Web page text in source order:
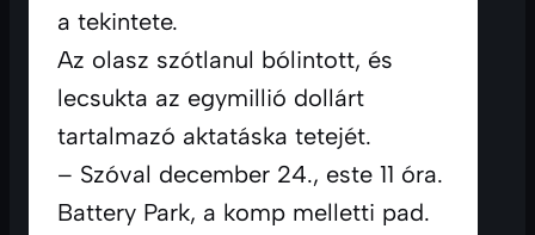
a tekintete.
Az olasz szótlanul bólintott, és
lecsukta az egymillió dollárt
tartalmazó aktatáska tetejét.
– Szóval december 24., este 11 óra.
Battery Park, a komp melletti pad.